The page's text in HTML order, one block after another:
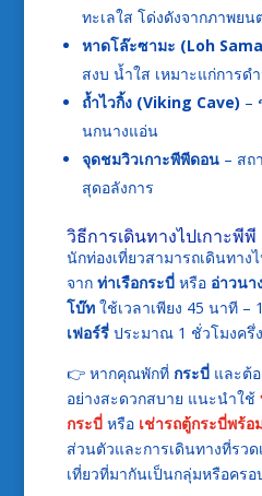
ทะเลใส โด่งดังจากภาพยน
หาดโล๊ะซามะ (Loh
สงบ น้ำใส เหมาะแก่การด
ถ้ำไวกิ้ง (Viking Cave) –
นกนางแอ่น
จุดชมวิวเกาะพีพีดอน– สถ
สุดอลังการ
วิธีการเดินทางไปเกาะพีพี
นักท่องเที่ยวสามารถเดินทาง
จาก ท่าเรือกระบี่หรือ อ่าวนา
โบ๊ทใช้เวลาเพียง 45 นาที –
เฟอร์รี่ประมาณ 1 ชั่วโมงครึ่ง
👉 หากคุณพักที่ กระบี่และต้อ
อย่างสะดวกสบาย แนะนำใช้
กระบี่หรือ เช่ารถตู้กระบี่พร้
ส่วนตัวและการเดินทางที่รว
เที่ยวที่มากันเป็นกลุ่มหรือครอ